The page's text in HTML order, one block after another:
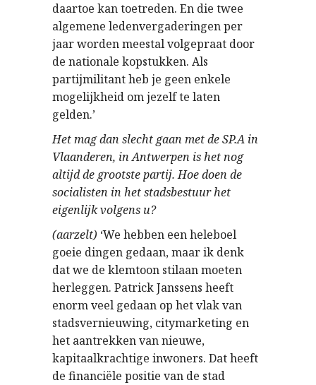
daartoe kan toetreden. En die twee
algemene ledenvergaderingen per
jaar worden meestal volgepraat door
de nationale kopstukken. Als
partijmilitant heb je geen enkele
mogelijkheid om jezelf te laten
gelden.’
Het mag dan slecht gaan met de SP.A in
Vlaanderen, in Antwerpen is het nog
altijd de grootste partij. Hoe doen de
socialisten in het stadsbestuur het
eigenlijk volgens u?
(aarzelt) ‘We hebben een heleboel
goeie dingen gedaan, maar ik denk
dat we de klemtoon stilaan moeten
herleggen. Patrick Janssens heeft
enorm veel gedaan op het vlak van
stadsvernieuwing, citymarketing en
het aantrekken van nieuwe,
kapitaalkrachtige inwoners. Dat heeft
de financiële positie van de stad